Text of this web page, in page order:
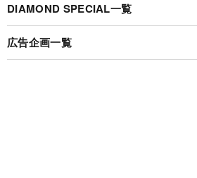
DIAMOND SPECIAL一覧
広告企画一覧